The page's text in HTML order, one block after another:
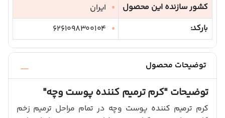
کشور سازنده این محصول
ایران
بارکد:
6261098300104
توضیحات محصول
توضیحات"کرم ترمیم کننده پوست وچه"
کرم ترمیم کننده پوست وچه در تمام مراحل ترمیم زخم